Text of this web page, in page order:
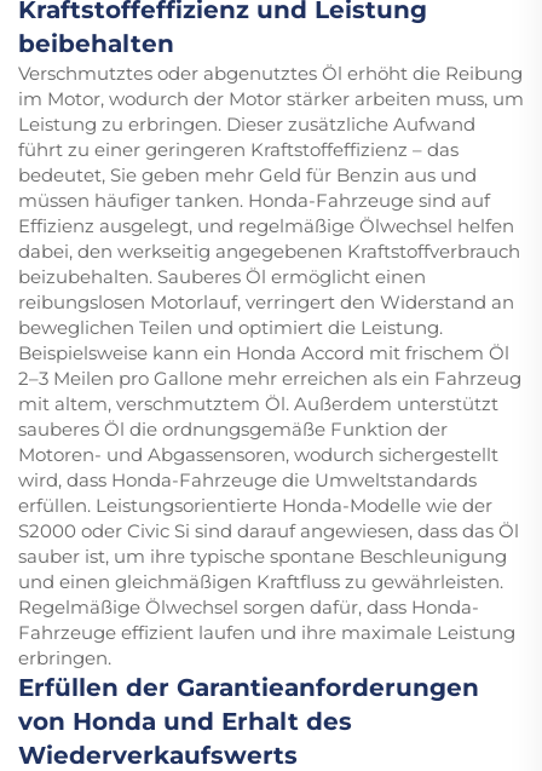
Kraftstoffeffizienz und Leistung
beibehalten
Verschmutztes oder abgenutztes Öl erhöht die Reibung
im Motor, wodurch der Motor stärker arbeiten muss, um
Leistung zu erbringen. Dieser zusätzliche Aufwand
führt zu einer geringeren Kraftstoffeffizienz – das
bedeutet, Sie geben mehr Geld für Benzin aus und
müssen häufiger tanken. Honda-Fahrzeuge sind auf
Effizienz ausgelegt, und regelmäßige Ölwechsel helfen
dabei, den werkseitig angegebenen Kraftstoffverbrauch
beizubehalten. Sauberes Öl ermöglicht einen
reibungslosen Motorlauf, verringert den Widerstand an
beweglichen Teilen und optimiert die Leistung.
Beispielsweise kann ein Honda Accord mit frischem Öl
2–3 Meilen pro Gallone mehr erreichen als ein Fahrzeug
mit altem, verschmutztem Öl. Außerdem unterstützt
sauberes Öl die ordnungsgemäße Funktion der
Motoren- und Abgassensoren, wodurch sichergestellt
wird, dass Honda-Fahrzeuge die Umweltstandards
erfüllen. Leistungsorientierte Honda-Modelle wie der
S2000 oder Civic Si sind darauf angewiesen, dass das Öl
sauber ist, um ihre typische spontane Beschleunigung
und einen gleichmäßigen Kraftfluss zu gewährleisten.
Regelmäßige Ölwechsel sorgen dafür, dass Honda-
Fahrzeuge effizient laufen und ihre maximale Leistung
erbringen.
Erfüllen der Garantieanforderungen
von Honda und Erhalt des
Wiederverkaufswerts